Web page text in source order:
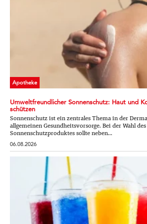
Apotheke
Umweltfreundlicher Sonnenschutz: Haut und
schützen
Sonnenschutz ist ein zentrales Thema in der
allgemeinen Gesundheitsvorsorge. Bei der Wahl des
Sonnenschutzproduktes sollte neben...
06.08.2026